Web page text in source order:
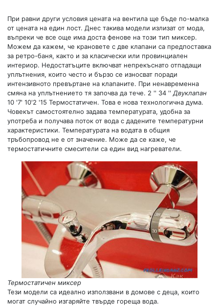
При равни други условия цената на вентила ще бъде по-малка
от цената на един лост. Днес такива модели излизат от мода,
въпреки че все още има доста фенове на този тип миксер.
Можем да кажем, че крановете с две клапани са предпоставка
за ретро-баня, както и за класически или провинциален
интериор. Недостатъците включват непрекъснато отпадащи
уплътнения, които често и бързо се износват поради
интензивното превъртане на клапаните. При ненавременна
смяна на уплътнението тя започва да тече. 2 '' 34 '' Двуклапан
10 '7' 10'2 '15 Термостатичен. Това е нова технологична дума.
Човекът самостоятелно задава температурата, удобна за
употреба и получава поток от вода с дадените температурни
характеристики. Температурата на водата в общия
тръбопровод не е от значение. Може да се каже, че
термостатичните смесители са един вид нагреватели.
Термостатичен миксер
Тези модели са идеално използвани в домове с деца, които
могат случайно изгаряйте твърде гореща вода.